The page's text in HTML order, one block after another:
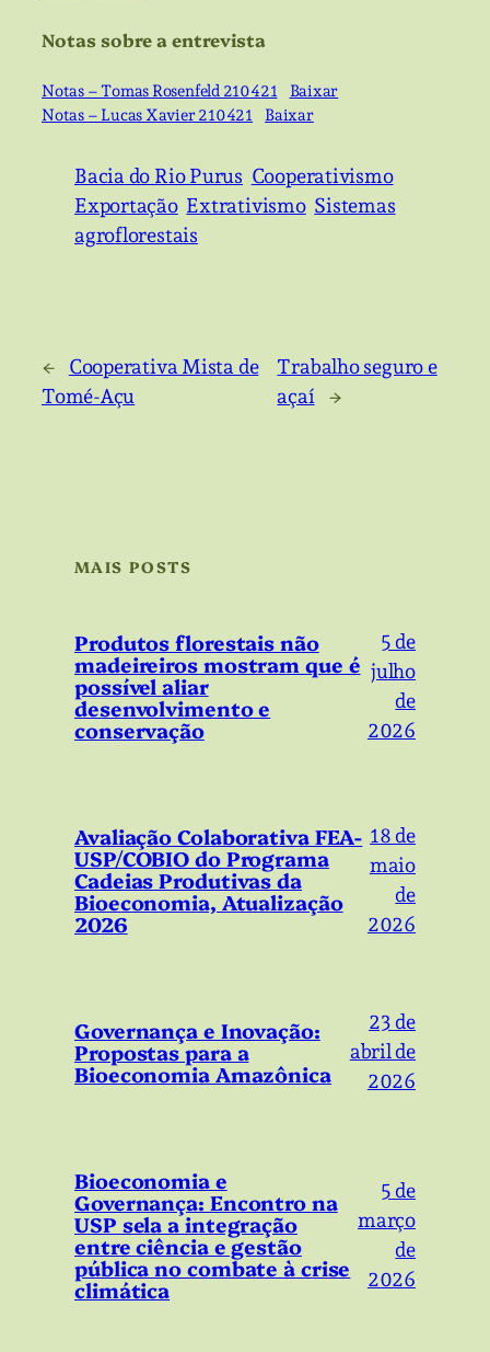
Notas sobre a entrevista
Notas – Tomas Rosenfeld 210421
Baixar
Notas – Lucas Xavier 210421
Baixar
Bacia do Rio Purus Cooperativismo
Exportação Extrativismo Sistemas
agroflorestais
←
Cooperativa Mista de
Tomé-Açu
Trabalho seguro e
açaí
→
MAIS POSTS
Produtos florestais não
madeireiros mostram que é
possível aliar
desenvolvimento e
conservação
5 de
julho
de
2026
Avaliação Colaborativa FEA-
USP/COBIO do Programa
Cadeias Produtivas da
Bioeconomia, Atualização
2026
18 de
maio
de
2026
Governança e Inovação:
Propostas para a
Bioeconomia Amazônica
23 de
abril de
2026
Bioeconomia e
Governança: Encontro na
USP sela a integração
entre ciência e gestão
pública no combate à crise
climática
5 de
março
de
2026